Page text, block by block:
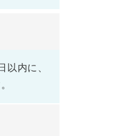
内に、